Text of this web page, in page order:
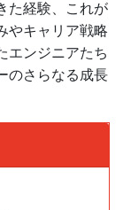
た経験、これが
やキャリア戦略
エンジニアたち
のさらなる成長